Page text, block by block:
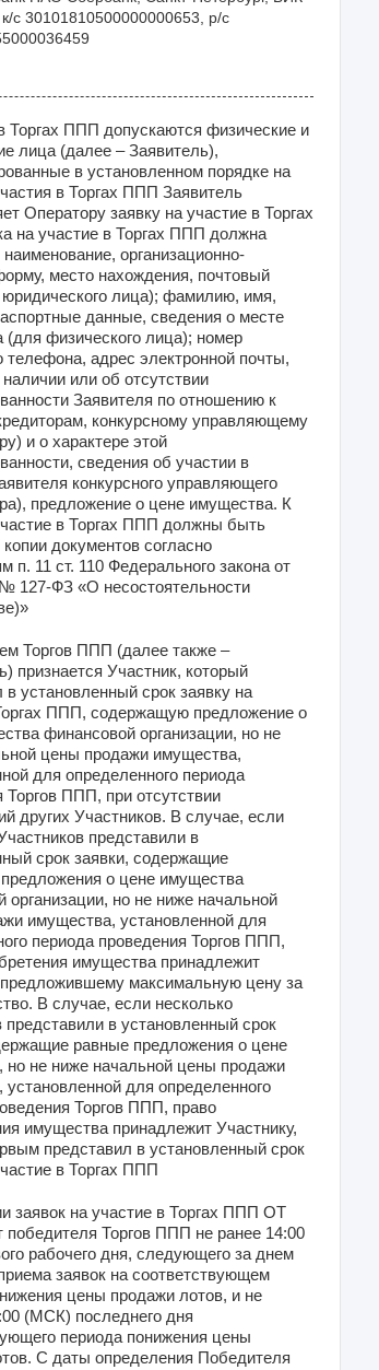
с 30101810500000000653, р/с
Торгах ППП допускаются физические и
лица (далее – Заявитель),
в установленном порядке на
в Торгах ППП Заявитель
Оператору заявку на участие в Торгах
на участие в Торгах ППП должна
организационно-
место нахождения, почтовый
лица); фамилию, имя,
данные, сведения о месте
(для физического лица); номер
телефона, адрес электронной почты,
или об отсутствии
Заявителя по отношению к
конкурсному управляющему
и о характере этой
сведения об участии в
конкурсного управляющего
предложение о цене имущества. К
в Торгах ППП должны быть
документов согласно
п. 11 ст. 110 Федерального закона от
127-ФЗ «О несостоятельности
Торгов ППП (далее также –
признается Участник, который
в установленный срок заявку на
ППП, содержащую предложение о
финансовой организации, но не
цены продажи имущества,
для определенного периода
Торгов ППП, при отсутствии
других Участников. В случае, если
представили в
срок заявки, содержащие
о цене имущества
организации, но не ниже начальной
имущества, установленной для
периода проведения Торгов ППП,
имущества принадлежит
предложившему максимальную цену за
В случае, если несколько
представили в установленный срок
равные предложения о цене
но не ниже начальной цены продажи
для определенного
Торгов ППП, право
имущества принадлежит Участнику,
представил в установленный срок
в Торгах ППП
заявок на участие в Торгах ППП ОТ
победителя Торгов ППП не ранее 14:00
рабочего дня, следующего за днем
заявок на соответствующем
цены продажи лотов, и не
(МСК) последнего дня
периода понижения цены
С даты определения Победителя